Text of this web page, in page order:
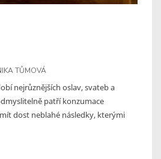
TŮMOVÁ
nejrůznějších oslav, svateb a
patří konzumace
dost neblahé následky, kterými